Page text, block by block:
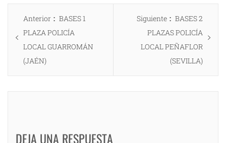
Navegación
entradas
Anterior
Entrada
anterior:
BASES 1
PLAZA POLICÍA
LOCAL GUARROMÁN
(JAÉN)
Siguiente
Entrada
siguiente:
BASES 2
PLAZAS POLICÍA
LOCAL PEÑAFLOR
(SEVILLA)
DEJA UNA RESPUESTA